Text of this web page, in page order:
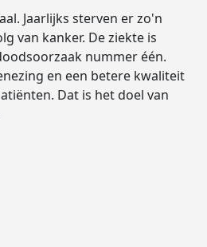
Jaarlijks sterven er zo'n
van kanker. De ziekte is
nummer één.
en een betere kwaliteit
Dat is het doel van